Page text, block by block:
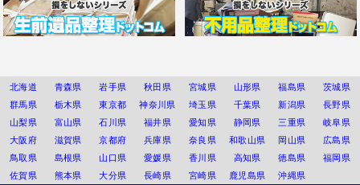
北海道 青森県 岩手県 秋田県 宮城県 山形県 福島県
茨城県
群馬県
栃木県 東京都 神奈川県 埼玉県 千葉県 新潟県
長野県
山梨県
富山県 石川県 福井県 愛知県 静岡県 三重県
岐阜県
大阪府
滋賀県 京都府 兵庫県 奈良県 和歌山県 岡山県
広島県
鳥取県
島根県 山口県 愛媛県 香川県 高知県 徳島県
福岡県
佐賀県
熊本県 大分県 長崎県 宮崎県 鹿児島県 沖縄県